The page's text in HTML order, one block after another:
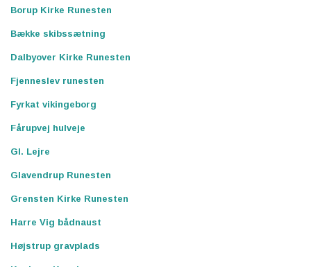
Borup Kirke Runesten
Bække skibssætning
Dalbyover Kirke Runesten
Fjenneslev runesten
Fyrkat vikingeborg
Fårupvej hulveje
Gl. Lejre
Glavendrup Runesten
Grensten Kirke Runesten
Harre Vig bådnaust
Højstrup gravplads